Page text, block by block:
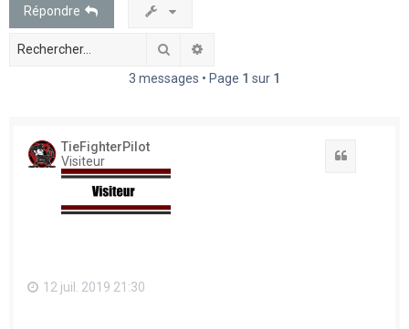
Répondre
Rechercher
3 messages • Page 1 sur 1
TieFighterPilot
Visiteur
12 juil. 2019 21:30